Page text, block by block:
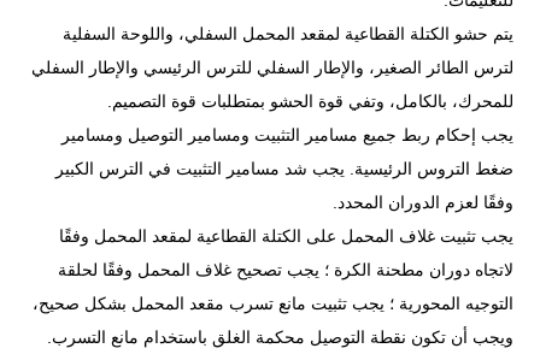
يتم حشو الكتلة القطاعية لمقعد المحمل السفلي، واللوحة السفلية
لترس الطائر الصغير، والإطار السفلي للترس الرئيسي والإطار السفلي
للمحرك، بالكامل، وتفي قوة الحشو بمتطلبات قوة التصميم.
يجب إحكام ربط جميع مسامير التثبيت ومسامير التوصيل ومسامير
ضغط التروس الرئيسية. يجب شد مسامير التثبيت في الترس الكبير
وفقًا لعزم الدوران المحدد.
يجب تثبيت غلاف المحمل على الكتلة القطاعية لمقعد المحمل وفقًا
لاتجاه دوران مطحنة الكرة ؛ يجب تصحيح غلاف المحمل وفقًا لحلقة
التوجيه المحورية ؛ يجب تثبيت مانع تسرب مقعد المحمل بشكل صحيح،
ويجب أن تكون نقطة التوصيل محكمة الغلق باستخدام مانع التسرب.